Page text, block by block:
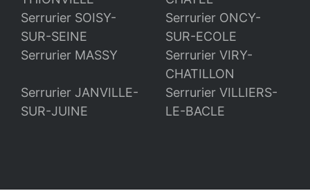
Serrurier SOISY-
SUR-SEINE
Serrurier ONCY-
SUR-ECOLE
Serrurier MASSY
Serrurier VIRY-
CHATILLON
Serrurier JANVILLE-
SUR-JUINE
Serrurier VILLIERS-
LE-BACLE